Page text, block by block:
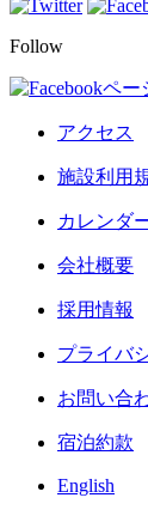
Follow
アクセス
施設利用
カレンダ
会社概要
採用情報
プライバ
お問い合
宿泊約款
English